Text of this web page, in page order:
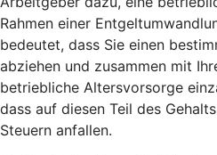
Rahmen einer
bedeutet, dass Sie einen
abziehen und zusammen mit
betriebliche Altersvorsorge
dass auf diesen Teil des
Steuern anfallen.